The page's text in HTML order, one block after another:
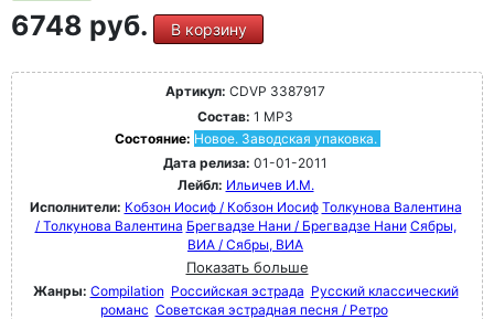
6748 руб. В корзину
Артикул: CDVP 3387917
Состав: 1 MP3
Состояние: Новое. Заводская упаковка.
Дата релиза: 01-01-2011
Лейбл: Ильичев И.М.
Исполнители: Кобзон Иосиф / Кобзон Иосиф Толкунова Валентина
/ Толкунова Валентина Брегвадзе Нани / Брегвадзе Нани Сябры,
ВИА / Сябры, ВИА
Показать больше
Жанры: Compilation Российская эстрада Русский классический
романс Советская эстрадная песня / Ретро